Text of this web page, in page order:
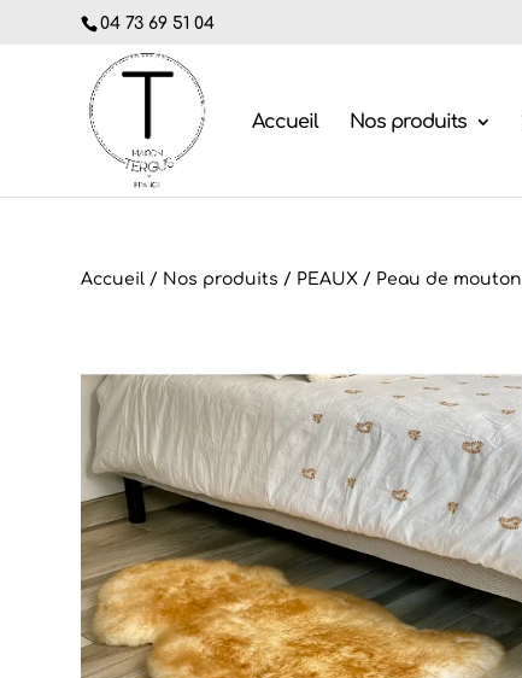
04 73 69 51 04
Accueil Nos produits
Accueil / Nos produits / PEAUX / Peau de mouton